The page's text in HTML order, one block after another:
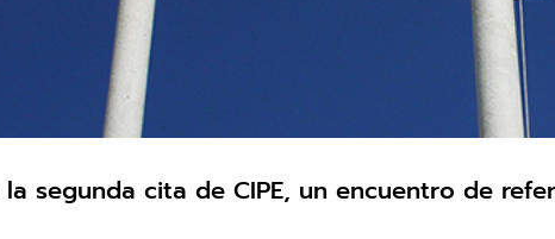
la segunda cita de CIPE, un encuentro de